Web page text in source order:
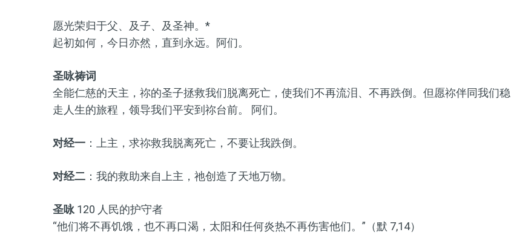
愿光荣归于父、及子、及圣神。*
起初如何，今日亦然，直到永远。阿们。
圣咏祷词
全能仁慈的天主，祢的圣子拯救我们脱离死亡，使我们不再流泪、不再跌倒。但愿祢伴同我们稳
走人生的旅程，领导我们平安到祢台前。 阿们。
对经一 ：上主，求祢救我脱离死亡，不要让我跌倒。
对经二 ：我的救助来自上主，祂创造了天地万物。
圣咏120 人民的护守者
“他们将不再饥饿，也不再口渴，太阳和任何炎热不再伤害他们。”（默 7,14）